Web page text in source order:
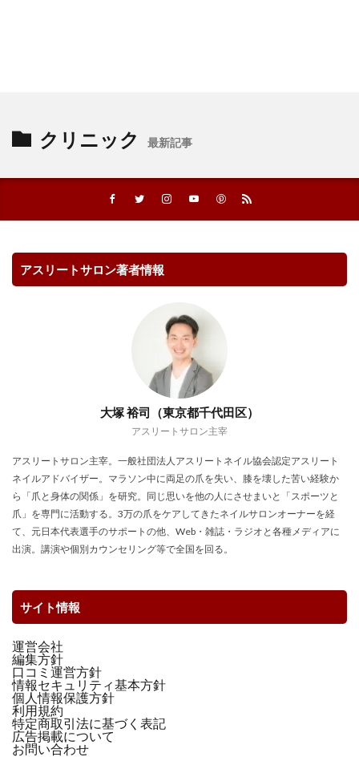
クリニック 最新記事
アスリートサロン著者情報
大塚 裕司（東京都千代田区）
アスリートサロン主宰
アスリートサロン主宰。一般社団法人アスリートネイル協会認定アスリート
ネイルアドバイザー。マラソン中に両足の爪を失い、膝を壊した苦い経験か
ら「爪と身体の関係」を研究。同じ思いを他の人にさせまいと「スポーツと
爪」を専門に活動する。3万の爪をケアしてきたネイルサロンオーナーを経
て、元日本代表選手のサポートの他、Web・雑誌・ラジオと各種メディアに
出演。講演や個別カウンセリング等で全国を回る。
サイト情報
運営会社
編集方針
口コミ運営方針
情報セキュリティ基本方針
個人情報保護方針
利用規約
特定商取引法に基づく表記
広告掲載について
お問い合わせ